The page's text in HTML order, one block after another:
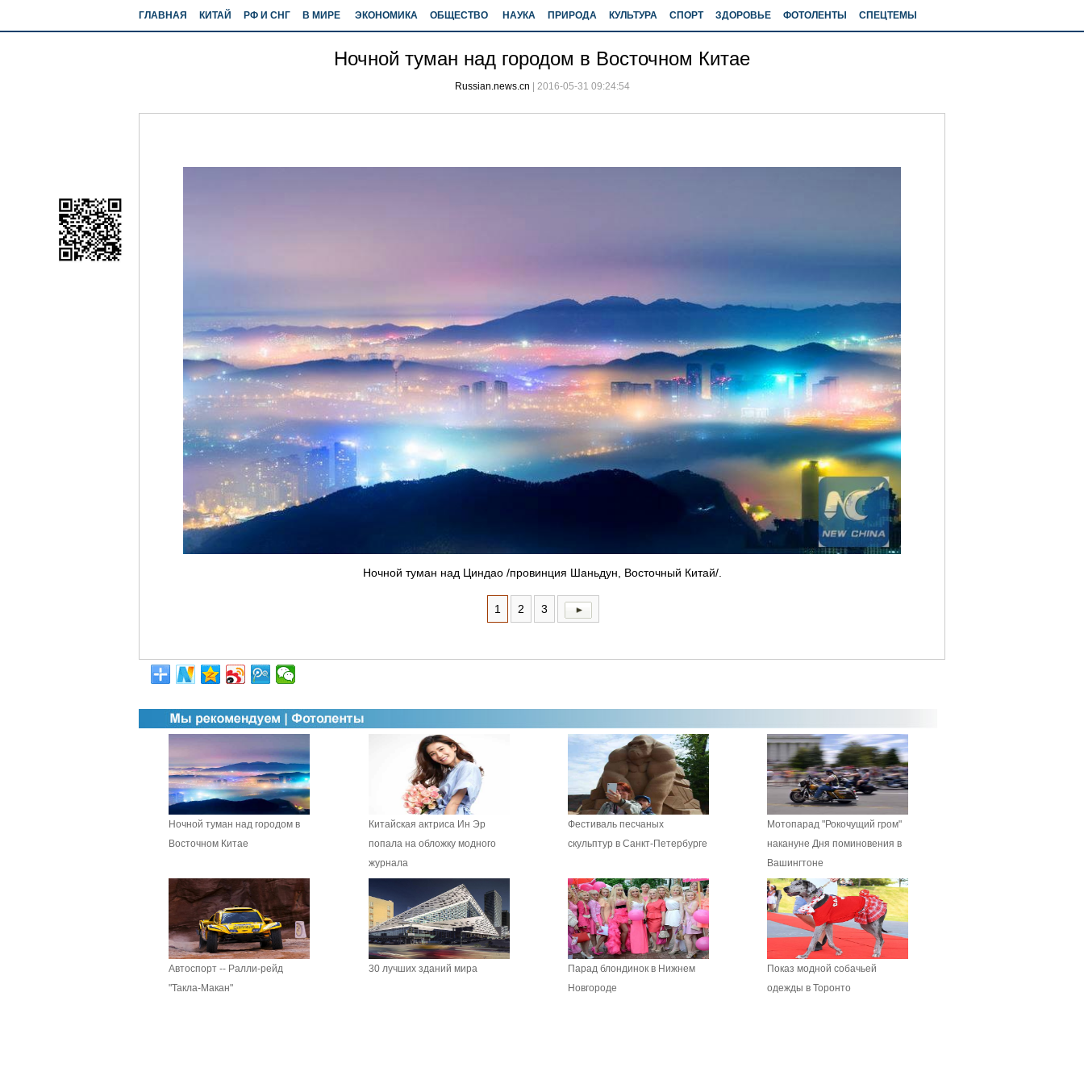
ГЛАВНАЯ КИТАЙ РФ И СНГ В МИРЕ ЭКОНОМИКА ОБЩЕСТВО НАУКА ПРИРОДА КУЛЬТУРА СПОРТ ЗДОРОВЬЕ ФОТОЛЕНТЫ СПЕЦТЕМЫ
Ночной туман над городом в Восточном Китае
Russian.news.cn 2016-05-31 09:24:54
Ночной туман над Циндао /провинция Шаньдун, Восточный Китай/.
1 2 3
Ночной туман над городом в
Восточном Китае
Китайская актриса Ин Эр
попала на обложку модного
журнала
Фестиваль песчаных
скульптур в Санкт-Петербурге
Мотопарад "Рокочущий гром"
накануне Дня поминовения в
Вашингтоне
Автоспорт -- Ралли-рейд
"Такла-Макан"
30 лучших зданий мира
Парад блондинок в Нижнем
Новгороде
Показ модной собачьей
одежды в Торонто